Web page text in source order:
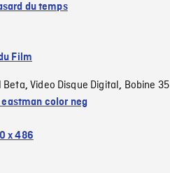
du temps
Film
Beta,Video Disque Digital, Bobine
color neg
x 486